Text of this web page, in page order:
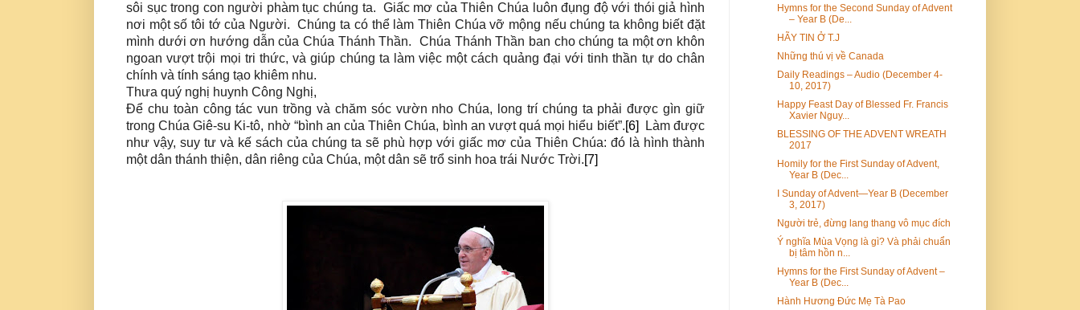
sôi sục trong con người phàm tục chúng ta. Giấc mơ của Thiên Chúa luôn đụng độ với thói giả hình
nơi một số tôi tớ của Người. Chúng ta có thể làm Thiên Chúa vỡ mộng nếu chúng ta không biết đặt
mình dưới ơn hướng dẫn của Chúa Thánh Thần. Chúa Thánh Thần ban cho chúng ta một ơn khôn
ngoan vượt trội mọi tri thức, và giúp chúng ta làm việc một cách quảng đại với tinh thần tự do chân
chính và tính sáng tạo khiêm nhu.
Thưa quý nghị huynh Công Nghị,
Để chu toàn công tác vun trồng và chăm sóc vườn nho Chúa, long trí chúng ta phải được gìn giữ
trong Chúa Giê-su Ki-tô, nhờ “bình an của Thiên Chúa, bình an vượt quá mọi hiểu biết”.[6] Làm được
như vậy, suy tư và kế sách của chúng ta sẽ phù hợp với giấc mơ của Thiên Chúa: đó là hình thành
một dân thánh thiện, dân riêng của Chúa, một dân sẽ trổ sinh hoa trái Nước Trời.[7]
Hymns for the Second Sunday of Advent
– Year B (De...
HÃY TIN Ở T.J
Những thú vị về Canada
Daily Readings – Audio (December 4-
10, 2017)
Happy Feast Day of Blessed Fr. Francis
Xavier Nguy...
BLESSING OF THE ADVENT WREATH
2017
Homily for the First Sunday of Advent,
Year B (Dec...
I Sunday of Advent—Year B (December
3, 2017)
Người trẻ, đừng lang thang vô mục đích
Ý nghĩa Mùa Vọng là gì? Và phải chuẩn
bị tâm hồn n...
Hymns for the First Sunday of Advent –
Year B (Dec...
Hành Hương Đức Mẹ Tà Pao